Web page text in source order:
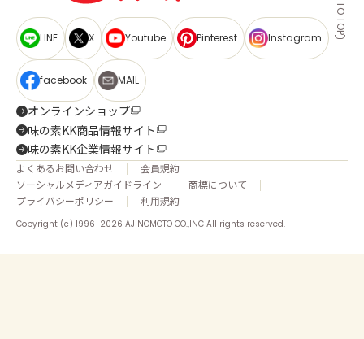
LINE X Youtube Pinterest Instagram
facebook MAIL
オンラインショップ
味の素KK商品情報サイト
味の素KK企業情報サイト
よくあるお問い合わせ
会員規約
ソーシャルメディアガイドライン
商標について
プライバシーポリシー
利用規約
Copyright (c) 1996-2026 AJINOMOTO CO.,INC All rights reserved.